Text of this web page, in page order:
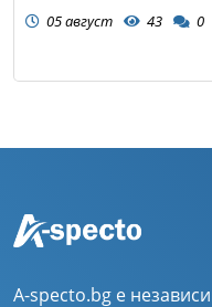
05 август 43 0
A-specto.bg е